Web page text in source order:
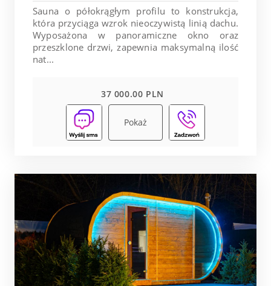
Sauna o półokrągłym profilu to konstrukcja,
która przyciąga wzrok nieoczywistą linią dachu.
Wyposażona w panoramiczne okno oraz
przeszklone drzwi, zapewnia maksymalną ilość
nat...
37 000.00 PLN
Pokaż